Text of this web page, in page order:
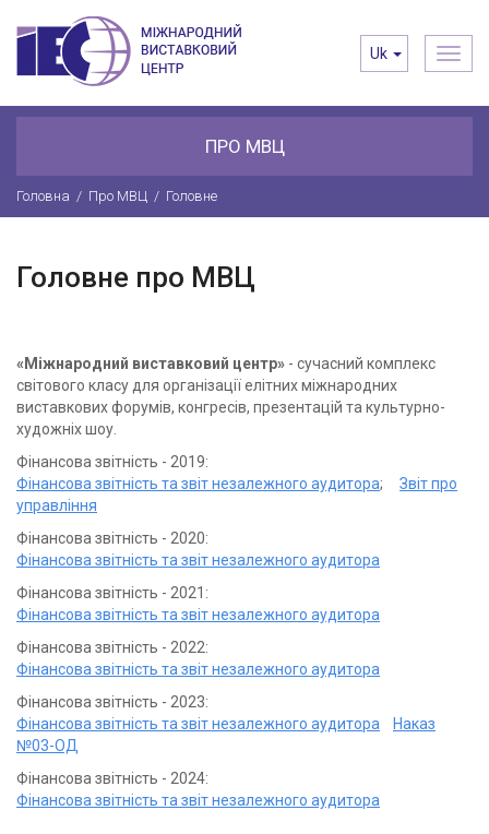
Uk
ПРО МВЦ
Головна / Про МВЦ / Головне
Головне про МВЦ
«Міжнародний виставковий центр» - сучасний комплекс
світового класу для організації елітних міжнародних
виставкових форумів, конгресів, презентацій та культурно-
художніх шоу.
Фінансова звітність - 2019:
Фінансова звітність та звіт незалежного аудитора; Звіт про
управління
Фінансова звітність - 2020:
Фінансова звітність та звіт незалежного аудитора
Фінансова звітність - 2021:
Фінансова звітність та звіт незалежного аудитора
Фінансова звітність - 2022:
Фінансова звітність та звіт незалежного аудитора
Фінансова звітність - 2023:
Фінансова звітність та звіт незалежного аудитора
Наказ
№03-ОД
Фінансова звітність - 2024:
Фінансова звітність та звіт незалежного аудитора